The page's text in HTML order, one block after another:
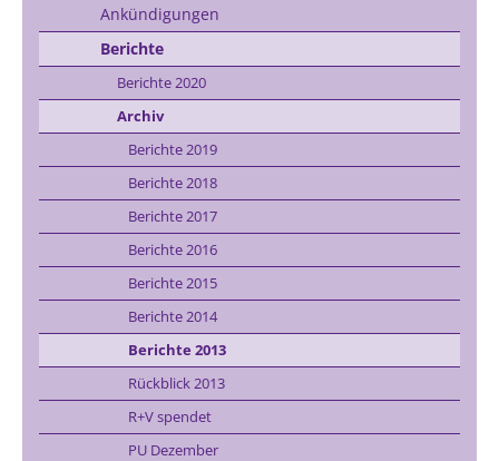
Ankündigungen
Berichte
Berichte 2020
Archiv
Berichte 2019
Berichte 2018
Berichte 2017
Berichte 2016
Berichte 2015
Berichte 2014
Berichte 2013
Rückblick 2013
R+V spendet
PU Dezember